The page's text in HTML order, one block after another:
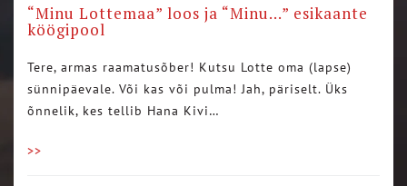
“Minu Lottemaa” loos ja “Minu…” esikaante
köögipool
Tere, armas raamatusõber! Kutsu Lotte oma (lapse)
sünnipäevale. Või kas või pulma! Jah, päriselt. Üks
õnnelik, kes tellib Hana Kivi…
>>